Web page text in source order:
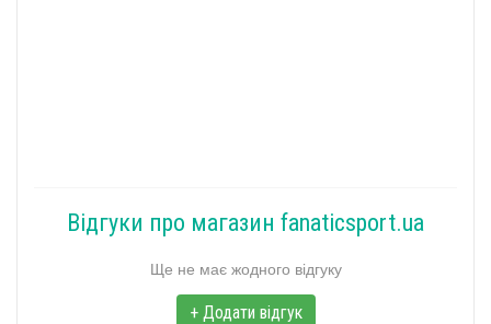
Відгуки про магазин fanaticsport.ua
Ще не має жодного відгуку
+ Додати відгук